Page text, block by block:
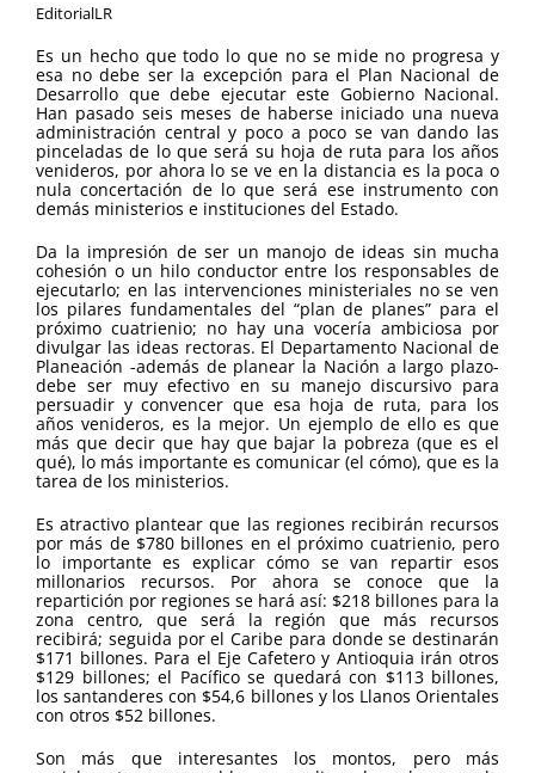
EditorialLR
Es un hecho que todo lo que no se mide no progresa y
esa no debe ser la excepción para el Plan Nacional de
Desarrollo que debe ejecutar este Gobierno Nacional.
Han pasado seis meses de haberse iniciado una nueva
administración central y poco a poco se van dando las
pinceladas de lo que será su hoja de ruta para los años
venideros, por ahora lo se ve en la distancia es la poca o
nula concertación de lo que será ese instrumento con
demás ministerios e instituciones del Estado.
Da la impresión de ser un manojo de ideas sin mucha
cohesión o un hilo conductor entre los responsables de
ejecutarlo; en las intervenciones ministeriales no se ven
los pilares fundamentales del “plan de planes” para el
próximo cuatrienio; no hay una vocería ambiciosa por
divulgar las ideas rectoras. El Departamento Nacional de
Planeación -además de planear la Nación a largo plazo-
debe ser muy efectivo en su manejo discursivo para
persuadir y convencer que esa hoja de ruta, para los
años venideros, es la mejor. Un ejemplo de ello es que
más que decir que hay que bajar la pobreza (que es el
qué), lo más importante es comunicar (el cómo), que es la
tarea de los ministerios.
Es atractivo plantear que las regiones recibirán recursos
por más de $780 billones en el próximo cuatrienio, pero
lo importante es explicar cómo se van repartir esos
millonarios recursos. Por ahora se conoce que la
repartición por regiones se hará así: $218 billones para la
zona centro, que será la región que más recursos
recibirá; seguida por el Caribe para donde se destinarán
$171 billones. Para el Eje Cafetero y Antioquia irán otros
$129 billones; el Pacífico se quedará con $113 billones,
los santanderes con $54,6 billones y los Llanos Orientales
con otros $52 billones.
Son más que interesantes los montos, pero más